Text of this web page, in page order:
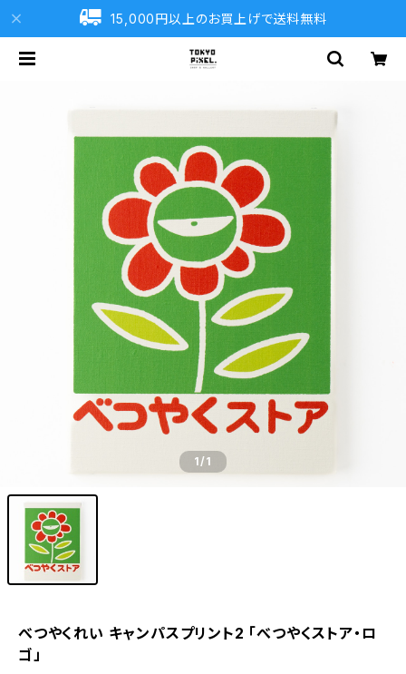
15,000円以上のお買上げで送料無料
1/1
べつやくれい キャンパスプリント2 「べつやくストア・ロ
ゴ」